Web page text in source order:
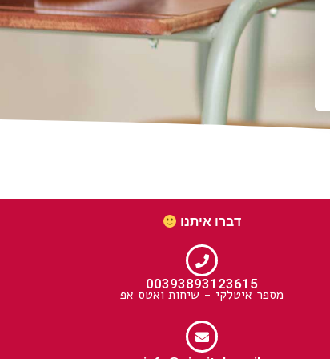
דברו איתנו
00393893123615
מספר איטלקי - שיחות ואטס אפ